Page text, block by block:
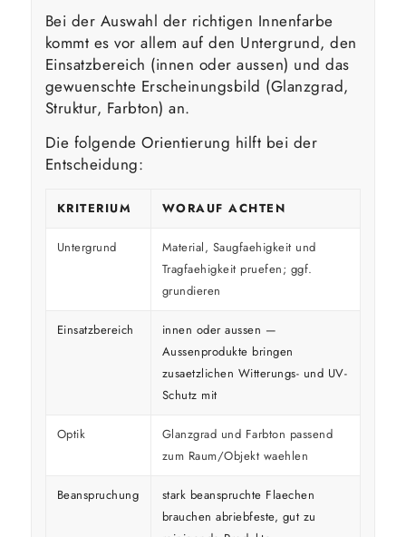
Bei der Auswahl der richtigen Innenfarbe
kommt es vor allem auf den Untergrund, den
Einsatzbereich (innen oder aussen) und das
gewuenschte Erscheinungsbild (Glanzgrad,
Struktur, Farbton) an.
Die folgende Orientierung hilft bei der
Entscheidung:
KRITERIUM WORAUF ACHTEN
Untergrund
Material, Saugfaehigkeit und
Tragfaehigkeit pruefen; ggf.
grundieren
Einsatzbereich
innen oder aussen —
Aussenprodukte bringen
zusaetzlichen Witterungs- und UV-
Schutz mit
Optik
Glanzgrad und Farbton passend
zum Raum/Objekt waehlen
Beanspruchung
stark beanspruchte Flaechen
brauchen abriebfeste, gut zu